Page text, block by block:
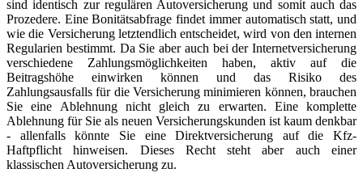
sind identisch zur regulären Autoversicherung und somit auch das
Prozedere. Eine Bonitätsabfrage findet immer automatisch statt, und
wie die Versicherung letztendlich entscheidet, wird von den internen
Regularien bestimmt. Da Sie aber auch bei der Internetversicherung
verschiedene Zahlungsmöglichkeiten haben, aktiv auf die
Beitragshöhe einwirken können und das Risiko des
Zahlungsausfalls für die Versicherung minimieren können, brauchen
Sie eine Ablehnung nicht gleich zu erwarten. Eine komplette
Ablehnung für Sie als neuen Versicherungskunden ist kaum denkbar
- allenfalls könnte Sie eine Direktversicherung auf die Kfz-
Haftpflicht hinweisen. Dieses Recht steht aber auch einer
klassischen Autoversicherung zu.